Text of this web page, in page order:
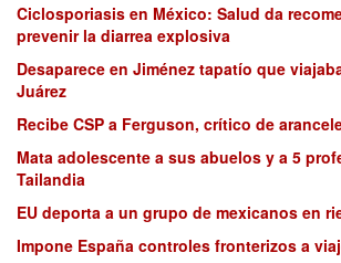
Ciclosporiasis en México: Salud da
prevenir la diarrea explosiva
Desaparece en Jiménez tapatío que
Juárez
Recibe CSP a Ferguson, crítico de
Mata adolescente a sus abuelos y a 5
Tailandia
EU deporta a un grupo de mexicanos en
Impone España controles fronterizos a